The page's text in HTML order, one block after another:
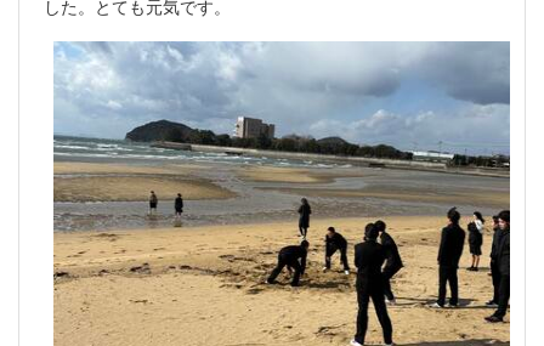
した。とても元気です。